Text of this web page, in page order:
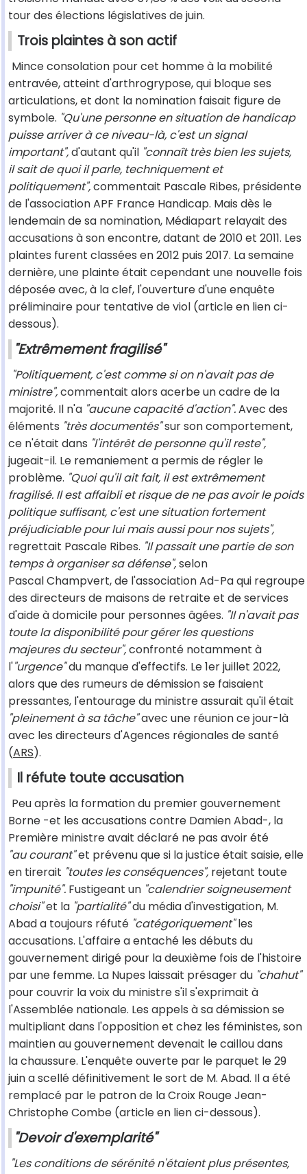
tour des élections législatives de juin.
Trois plaintes à son actif
Mince consolation pour cet homme à la mobilité
entravée, atteint d'arthrogrypose, qui bloque ses
articulations, et dont la nomination faisait figure de
symbole. "Qu'une personne en situation de handicap
puisse arriver à ce niveau-là, c'est un signal
important",d'autant qu'il "connaît très bien les sujets,
il sait de quoi il parle, techniquement et
politiquement",commentait Pascale Ribes, présidente
de l'association APF France Handicap. Mais dès le
lendemain de sa nomination, Médiapart relayait des
accusations à son encontre, datant de 2010 et 2011. Les
plaintes furent classées en 2012 puis 2017. La semaine
dernière, une plainte était cependant une nouvelle fois
déposée avec, à la clef, l'ouverture d'une enquête
préliminaire pour tentative de viol (article en lien ci-
dessous).
"Extrêmement fragilisé"
"Politiquement, c'est comme si on n'avait pas de
ministre",commentait alors acerbe un cadre de la
majorité. Il n'a "aucune capacité d'action".Avec des
éléments "très documentés"sur son comportement,
ce n'était dans "l'intérêt de personne qu'il reste",
jugeait-il. Le remaniement a permis de régler le
problème. "Quoi qu'il ait fait, il est extrêmement
fragilisé. Il est affaibli et risque de ne pas avoir le poids
politique suffisant, c'est une situation fortement
préjudiciable pour lui mais aussi pour nos sujets",
regrettait Pascale Ribes. "Il passait une partie de son
temps à organiser sa défense",selon
Pascal Champvert, de l'association Ad-Pa qui regroupe
des directeurs de maisons de retraite et de services
d'aide à domicile pour personnes âgées. "Il n'avait pas
toute la disponibilité pour gérer les questions
majeures du secteur",confronté notamment à
l'"urgence"du manque d'effectifs. Le 1er juillet 2022,
alors que des rumeurs de démission se faisaient
pressantes, l'entourage du ministre assurait qu'il était
"pleinement à sa tâche"avec une réunion ce jour-là
avec les directeurs d'Agences régionales de santé
(ARS).
Il réfute toute accusation
Peu après la formation du premier gouvernement
Borne -et les accusations contre Damien Abad-, la
Première ministre avait déclaré ne pas avoir été
"au courant"et prévenu que si la justice était saisie, elle
en tirerait "toutes les conséquences", rejetant toute
"impunité". Fustigeant un "calendrier soigneusement
choisi"et la "partialité"du média d'investigation, M.
Abad a toujours réfuté "catégoriquement"les
accusations. L'affaire a entaché les débuts du
gouvernement dirigé pour la deuxième fois de l'histoire
par une femme. La Nupes laissait présager du "chahut"
pour couvrir la voix du ministre s'il s'exprimait à
l'Assemblée nationale. Les appels à sa démission se
multipliant dans l'opposition et chez les féministes, son
maintien au gouvernement devenait le caillou dans
la chaussure. L'enquête ouverte par le parquet le 29
juin a scellé définitivement le sort de M. Abad. Il a été
remplacé par le patron de la Croix Rouge Jean-
Christophe Combe (article en lien ci-dessous).
"Devoir d'exemplarité"
"Les conditions de sérénité n'étaient plus présentes,